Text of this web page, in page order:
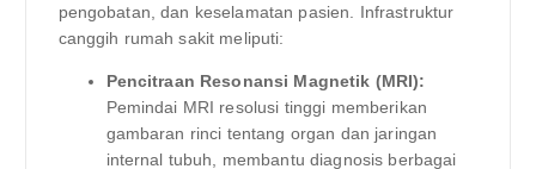
pengobatan, dan keselamatan pasien. Infrastruktur
canggih rumah sakit meliputi:
Pencitraan Resonansi Magnetik (MRI):
Pemindai MRI resolusi tinggi memberikan
gambaran rinci tentang organ dan jaringan
internal tubuh, membantu diagnosis berbagai